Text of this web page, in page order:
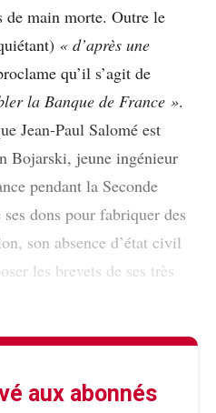
de main morte. Outre le
« d’après une
qu’il s’agit de
la Banque de France ».
Jean-Paul Salomé est
Bojarski, jeune ingénieur
pendant la Seconde
dons pour fabriquer des
son absence d’état civil
les brevets de ses très
aux abonnés